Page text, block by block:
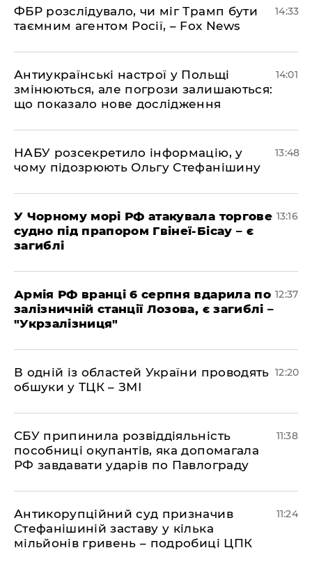
ФБР розслідувало, чи міг Трамп бути
таємним агентом Росії, – Fox News
14:33
Антиукраїнські настрої у Польщі
змінюються, але погрози залишаються:
що показало нове дослідження
14:01
НАБУ розсекретило інформацію, у
чому підозрюють Ольгу Стефанішину
13:48
У Чорному морі РФ атакувала торгове
судно під прапором Гвінеї-Бісау – є
загиблі
13:16
Армія РФ вранці 6 серпня вдарила по
залізничній станції Лозова, є загиблі –
"Укрзалізниця"
12:37
В одній із областей України проводять
обшуки у ТЦК – ЗМІ
12:20
СБУ припинила розвіддіяльність
пособниці окупантів, яка допомагала
РФ завдавати ударів по Павлограду
11:38
Антикорупційний суд призначив
Стефанішиній заставу у кілька
мільйонів гривень – подробиці ЦПК
11:24